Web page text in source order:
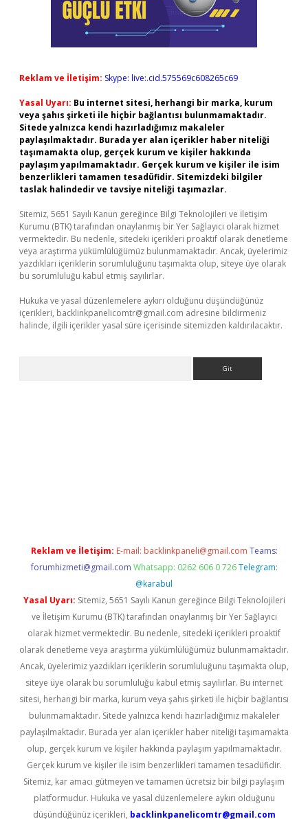
Reklam ve İletişim: Skype: live:.cid.575569c608265c69
Yasal Uyarı: Bu internet sitesi, herhangi bir marka, kurum
veya şahıs şirketi ile hiçbir bağlantısı bulunmamaktadır.
Sitede yalnızca kendi hazırladığımız makaleler
paylaşılmaktadır. Burada yer alan içerikler haber niteliği
taşımamakta olup, gerçek kurum ve kişiler hakkında
paylaşım yapılmamaktadır. Gerçek kurum ve kişiler ile isim
benzerlikleri tamamen tesadüfidir. Sitemizdeki bilgiler
taslak halindedir ve tavsiye niteliği taşımazlar.
Sitemiz, 5651 Sayılı Kanun gereğince Bilgi Teknolojileri ve İletişim
Kurumu (BTK) tarafından onaylanmış bir Yer Sağlayıcı olarak hizmet
vermektedir. Bu nedenle, sitedeki içerikleri proaktif olarak denetleme
veya araştırma yükümlülüğümüz bulunmamaktadır. Ancak, üyelerimiz
yazdıkları içeriklerin sorumluluğunu taşımakta olup, siteye üye olarak
bu sorumluluğu kabul etmiş sayılırlar.
Hukuka ve yasal düzenlemelere aykırı olduğunu düşündüğünüz
içerikleri, backlinkpanelicomtr@gmail.com adresine bildirmeniz
halinde, ilgili içerikler yasal süre içerisinde sitemizden kaldırılacaktır.
Reklam ve İletişim: E-mail: backlinkpaneli@gmail.com Teams:
forumhizmeti@gmail.com Whatsapp: 0262 606 0 726 Telegram:
@karabul
Yasal Uyarı: Sitemiz, 5651 Sayılı Kanun gereğince Bilgi Teknolojileri
ve İletişim Kurumu (BTK) tarafından onaylanmış bir Yer Sağlayıcı
olarak hizmet vermektedir. Bu nedenle, sitedeki içerikleri proaktif
olarak denetleme veya araştırma yükümlülüğümüz bulunmamaktadır.
Ancak, üyelerimiz yazdıkları içeriklerin sorumluluğunu taşımakta olup,
siteye üye olarak bu sorumluluğu kabul etmiş sayılırlar. Bu internet
sitesi, herhangi bir marka, kurum veya şahıs şirketi ile hiçbir bağlantısı
bulunmamaktadır. Sitede yalnızca kendi hazırladığımız makaleler
paylaşılmaktadır. Burada yer alan içerikler haber niteliği taşımamakta
olup, gerçek kurum ve kişiler hakkında paylaşım yapılmamaktadır.
Gerçek kurum ve kişiler ile isim benzerlikleri tamamen tesadüfidir.
Sitemiz, kar amacı gütmeyen ve tamamen ücretsiz bir bilgi paylaşım
platformudur. Hukuka ve yasal düzenlemelere aykırı olduğunu
düşündüğünüz içerikleri, backlinkpanelicomtr@gmail.com